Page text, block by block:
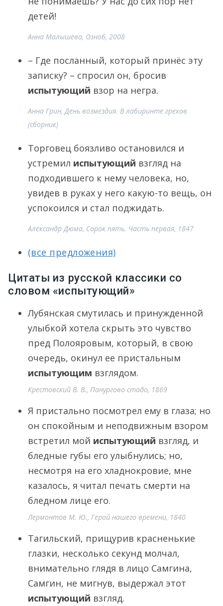
детей!
Анна Малышева, Озноб, 2008
– Где посланный, который принёс эту
записку? – спросил он, бросив
испытующий взор на негра.
Анна Грин, День возмездия. В лабиринте грехов
(сборник)
Торговец боязливо остановился и
устремил испытующий взгляд на
подходившего к нему человека, но,
увидев в руках у него какую-то вещь, он
успокоился и стал поджидать.
Александр Дюма, Сорок пять. Часть первая, 1847
(все предложения)
Цитаты из русской классики со
словом «испытующий»
Лубянская смутилась и принужденной
улыбкой хотела скрыть это чувство
пред Полояровым, который, в свою
очередь, окинул ее пристальным
испытующим взглядом.
Крестовский В. В., Панургово стадо, 1869
Я пристально посмотрел ему в глаза; но
он спокойным и неподвижным взором
встретил мой испытующий взгляд, и
бледные губы его улыбнулись; но,
несмотря на его хладнокровие, мне
казалось, я читал печать смерти на
бледном лице его.
Лермонтов М. Ю., Герой нашего времени, 1840
Тагильский, прищурив красненькие
глазки, несколько секунд молчал,
внимательно глядя в лицо Самгина,
Самгин, не мигнув, выдержал этот
испытующий взгляд.